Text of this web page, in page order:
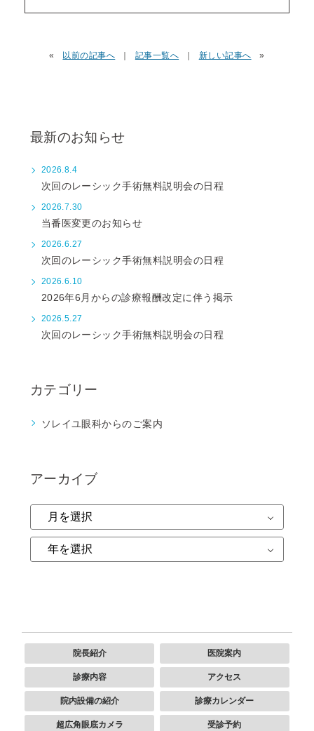
« 以前の記事へ 記事一覧へ 新しい記事へ »
最新のお知らせ
2026.8.4
次回のレーシック手術無料説明会の日程
2026.7.30
当番医変更のお知らせ
2026.6.27
次回のレーシック手術無料説明会の日程
2026.6.10
2026年6月からの診療報酬改定に伴う掲示
2026.5.27
次回のレーシック手術無料説明会の日程
カテゴリー
ソレイユ眼科からのご案内
アーカイブ
院長紹介
診療内容
院内設備の紹介
超広角眼底カメラ
医院案内
アクセス
診療カレンダー
受診予約